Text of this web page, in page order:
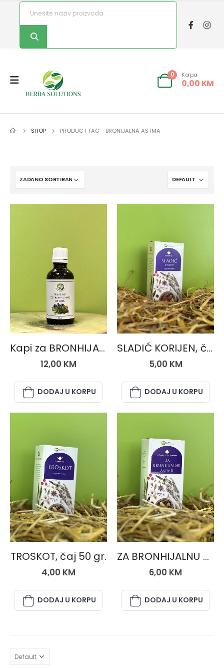
0 Korpa
0,00 KM
SHOP PRODUCT TAG - BRONIJALNA ASTMA
BILJNE KAPI
Kapi za BRONHIJALNU ASTMU
12,00 KM
DODAJ U KORPU
ČAJEVI
SLADIĆ KORIJEN, čaj 50 gr.
5,00 KM
DODAJ U KORPU
ČAJEVI
TROSKOT, čaj 50 gr.
4,00 KM
DODAJ U KORPU
ČAJNE MJEŠAVINE
ZA BRONHIJALNU ASTMU, čaj 50 gr.,
6,00 KM
DODAJ U KORPU